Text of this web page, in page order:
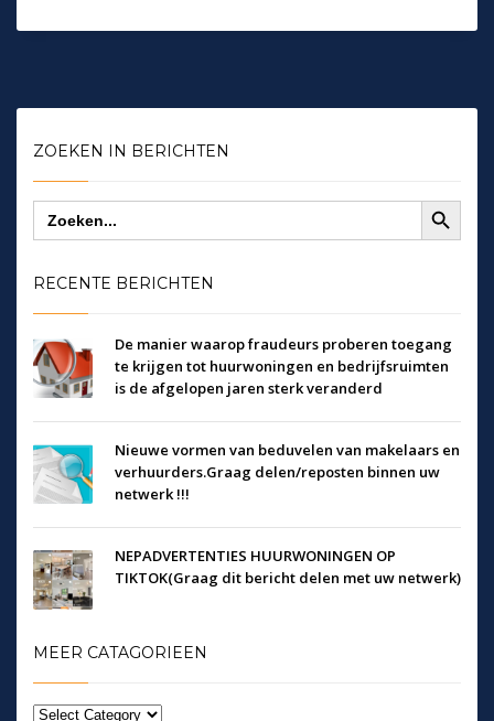
ZOEKEN IN BERICHTEN
Zoek
naar:
Zoekknop
RECENTE BERICHTEN
De manier waarop fraudeurs proberen toegang
te krijgen tot huurwoningen en bedrijfsruimten
is de afgelopen jaren sterk veranderd
Nieuwe vormen van beduvelen van makelaars en
verhuurders.Graag delen/reposten binnen uw
netwerk !!!
NEPADVERTENTIES HUURWONINGEN OP
TIKTOK(Graag dit bericht delen met uw netwerk)
MEER CATAGORIEEN